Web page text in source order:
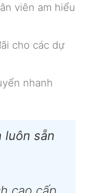
viên am hiểu
cho các dự
nhanh
luôn sẵn